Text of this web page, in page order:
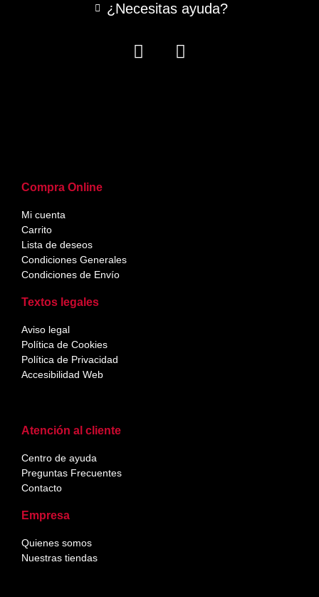
Atención al cliente
Centro de ayuda
Preguntas Frecuentes
Contacto
Empresa
Quienes somos
Nuestras tiendas
Compra Online
Mi cuenta
Carrito
Lista de deseos
Condiciones Generales
Condiciones de Envío
Textos legales
Aviso legal
Política de Cookies
Política de Privacidad
Accesibilidad Web
¿Necesitas ayuda?